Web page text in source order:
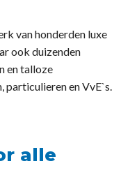
van honderden luxe
ook duizenden
en talloze
en VvE`s.
alle